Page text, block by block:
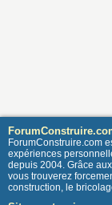
ForumConstruire.com
expériences
depuis 2004. Grâce
vous trouverez
construction, le